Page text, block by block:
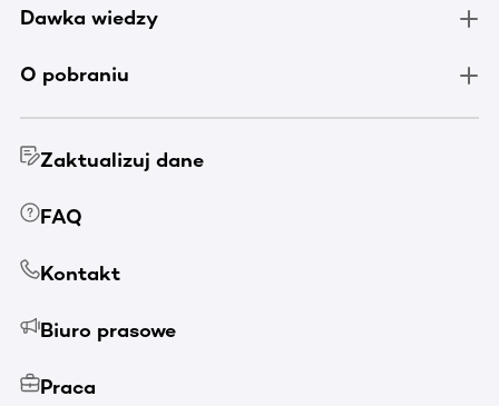
Dawka wiedzy
O pobraniu
Zaktualizuj dane
FAQ
Kontakt
Biuro prasowe
Praca